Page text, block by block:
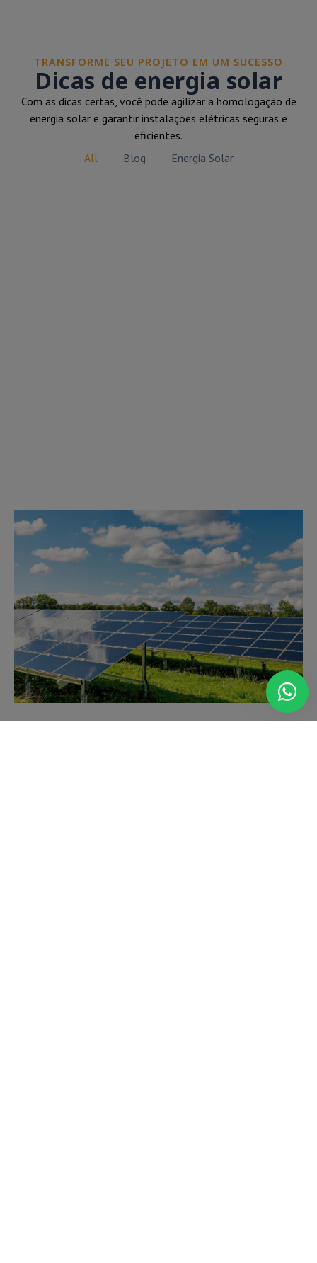
TRANSFORME SEU PROJETO EM UM SUCESSO
Dicas de energia solar
Com as dicas certas, você pode agilizar a homologação de
energia solar e garantir instalações elétricas seguras e
eficientes.
All
Blog Energia Solar